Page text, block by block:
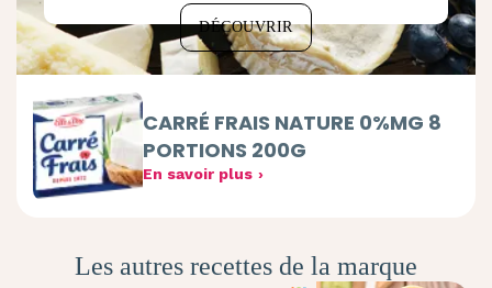
DÉCOUVRIR
CARRÉ FRAIS NATURE 0%MG 8
PORTIONS 200G
En savoir plus
Les autres recettes de la marque